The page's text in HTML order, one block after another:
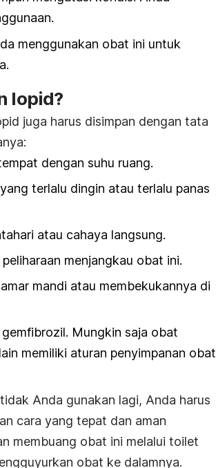
menggunakan obat ini untuk
lopid?
juga harus disimpan dengan tata
dengan suhu ruang.
terlalu dingin atau terlalu panas
atau cahaya langsung.
menjangkau obat ini.
mandi atau membekukannya di
Mungkin saja obat
memiliki aturan penyimpanan obat
Anda gunakan lagi, Anda harus
cara yang tepat dan aman
membuang obat ini melalui toilet
obat ke dalamnya.